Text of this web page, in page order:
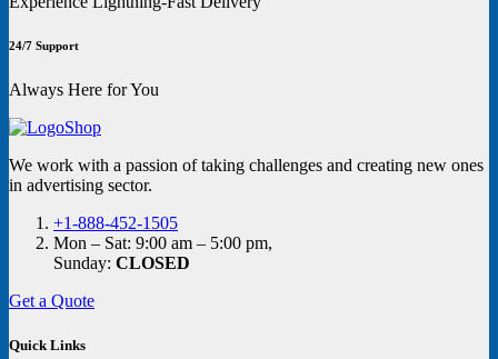
24/7 Support
Always Here for You
We work with a passion of taking challenges and creating new ones
in advertising sector.
+1-888-452-1505
Mon – Sat: 9:00 am – 5:00 pm,
Sunday: CLOSED
Get a Quote
Quick Links